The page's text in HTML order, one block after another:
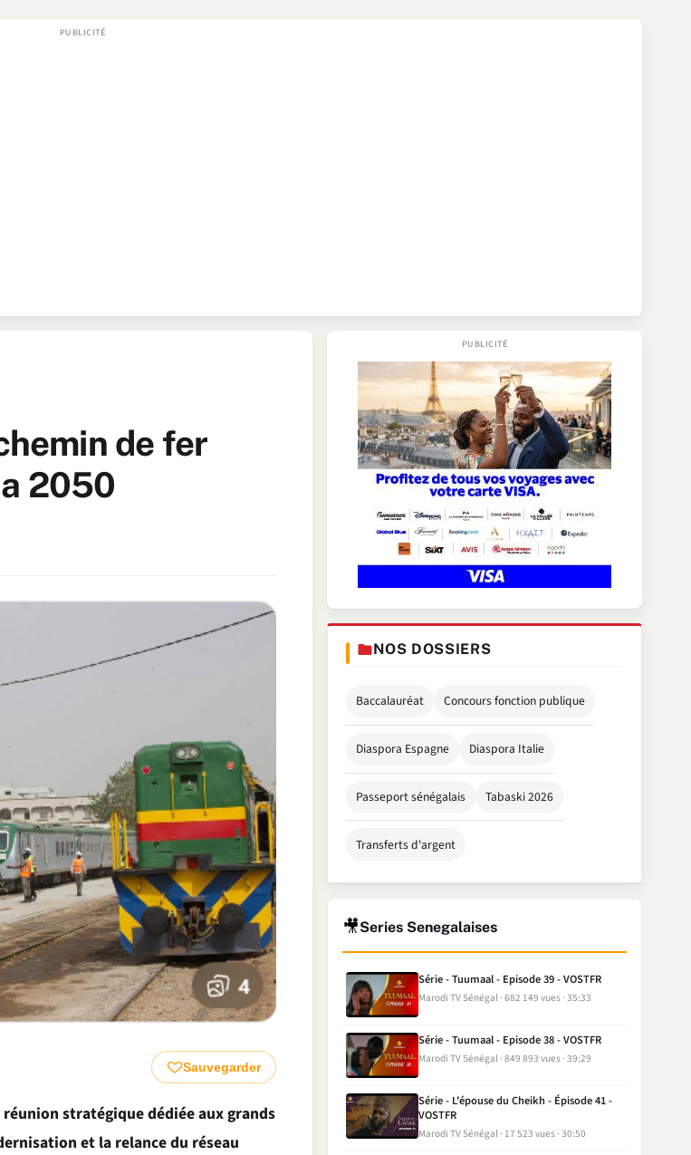
de fer
2050
Sauvegarder
stratégique dédiée aux grands
et la relance du réseau
NOS DOSSIERS
Baccalauréat Concours fonction publique
Diaspora Espagne Diaspora Italie
Passeport sénégalais Tabaski 2026
Transferts d'argent
🎥Series Senegalaises
Série - Tuumaal - Episode 39 - VOSTFR
Marodi TV Sénégal 682 149 vues 35:33
Série - Tuumaal - Episode 38 - VOSTFR
Marodi TV Sénégal 849 893 vues 39:29
Série - L'épouse du Cheikh - Épisode 41 -
VOSTFR
Marodi TV Sénégal 17 523 vues 30:50